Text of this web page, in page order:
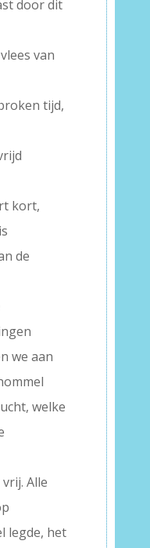
door dit
van
tijd,
kort,
de
we aan
welke
Alle
legde, het